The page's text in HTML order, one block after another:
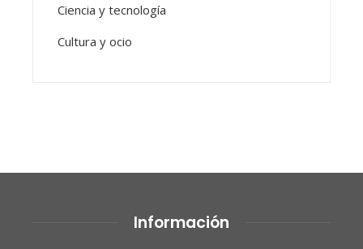
Ciencia y tecnología
Cultura y ocio
Información